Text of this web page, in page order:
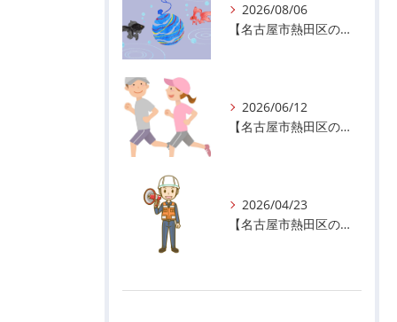
2026/08/06
【名古屋市熱田区の警備会社】夏季休業のお知らせ
2026/06/12
【名古屋市熱田区の警備会社】暑熱順化で熱中症対策を！
2026/04/23
【名古屋市熱田区の警備会社】GWの面接状況について！